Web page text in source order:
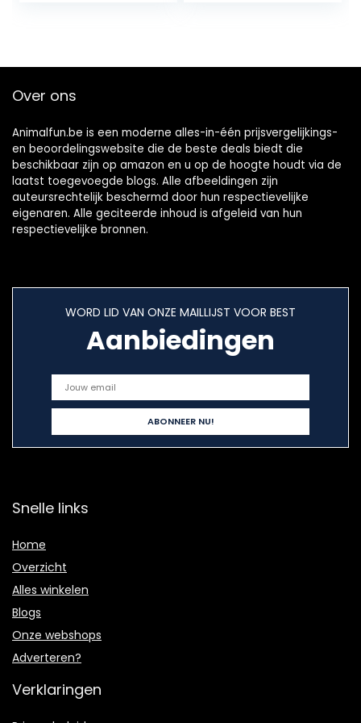
Over ons
Animalfun.be is een moderne alles-in-één prijsvergelijkings-
en beoordelingswebsite die de beste deals biedt die
beschikbaar zijn op amazon en u op de hoogte houdt via de
laatst toegevoegde blogs. Alle afbeeldingen zijn
auteursrechtelijk beschermd door hun respectievelijke
eigenaren. Alle geciteerde inhoud is afgeleid van hun
respectievelijke bronnen.
WORD LID VAN ONZE MAILLIJST VOOR BEST
Aanbiedingen
Snelle links
Home
Overzicht
Alles winkelen
Blogs
Onze webshops
Adverteren?
Verklaringen